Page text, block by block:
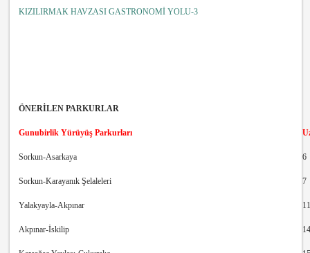
KIZILIRMAK HAVZASI GASTRONOMİ YOLU-3
ÖNERİLEN PARKURLAR
Gunubirlik Yürüyüş Parkurları
Sorkun-Asarkaya 6
Sorkun-Karayanık Şelaleleri 7
Yalakyayla-Akpınar
Akpınar-İskilip